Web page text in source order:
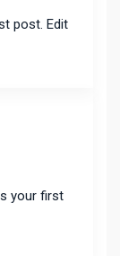
post. Edit
your first